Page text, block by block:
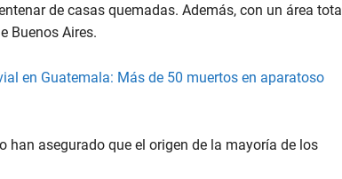
de casas quemadas. Además, con un área
Buenos Aires.
en Guatemala: Más de 50 muertos en aparatoso
han asegurado que el origen de la mayoría de los